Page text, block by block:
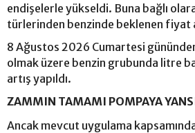
endişelerle yükseldi. Buna bağlı
türlerinden benzinde beklenen fiyat
8 Ağustos 2026 Cumartesi
olmak üzere benzin grubunda litre
artış yapıldı.
ZAMMIN TAMAMI POMPAYA
Ancak mevcut uygulama